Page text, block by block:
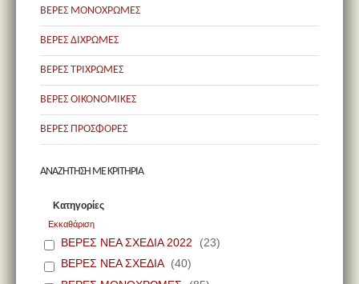
ΒΕΡΕΣ ΜΟΝΟΧΡΩΜΕΣ
ΒΕΡΕΣ ΔΙΧΡΩΜΕΣ
ΒΕΡΕΣ ΤΡΙΧΡΩΜΕΣ
ΒΕΡΕΣ ΟΙΚΟΝΟΜΙΚΕΣ
ΒΕΡΕΣ ΠΡΟΣΦΟΡΕΣ
ΑΝΑΖΗΤΗΣΗ ΜΕ ΚΡΙΤΗΡΙΑ
Κατηγορίες
Εκκαθάριση
ΒΕΡΕΣ ΝΕΑ ΣΧΕΔΙΑ 2022
(23)
ΒΕΡΕΣ ΝΕΑ ΣΧΕΔΙΑ (40)